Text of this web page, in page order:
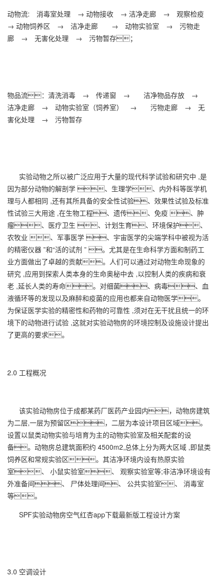
动物流: 消毒室处理 → 动物接收 → 洁净走廊 → 观察检疫
→ 动物饲养区 → 洁净走廊 → 动物实验室 → 污物走
廊 → 无害化处理 → 污物暂存；
物品流：清洗消毒 → 传递窗 → 洁净物品存放 →
洁净走廊 → 动物实验室（饲养室） → 污物走廊 → 无
害化处理 → 污物暂存
实验动物之所以被广泛应用于大量的现代科学试验和研究中 ,是
因为部分动物的解剖学 、生理学、内外科等医学机
理与人都相同 ,还有其所具备的安全性试验、效果性试验及标准
性试验三大用途 ,在生物工程、遗传、免疫 、肿
瘤、医疗卫生 、计划生育、环境保护、
农牧业 、军事医学 、宇宙医学的尖端学科中被视为活
的精密仪器 ”和“活的试剂 ” 。尤其是在生命科学方面和制药工
业方面做出了卓越的贡献。人们可以通过对动物生命现象的
研究 ,应用到探索人类本身的生命奥秘中去 ,以控制人类的疾病和衰
老 ,延长人类的寿命。对细菌、病毒、血
液循环等的发现以及麻醉和疫菌的应用也都来自动物医学。
为保证医学实验的精密性和药物的可靠性 ,须对在无干扰且统一的环
境下的动物进行试验 ,这就对实验动物房的环境控制及设施设计提出
了更高的要求。
2.0 工程概况
该实验动物房位于成都某药厂医药产业园内，动物房建筑
为二层,一层为预留区，二层为本设计项目区域。
设置以鼠类动物实验与培育为主的动物实验室及相关配套的设
备。动物房总建筑面积约 4500m2,总体上分为两大区域 ,即鼠类
饲养区和常规实验区。其洁净环境内设有热原实验
室、 小鼠实验室、 观察实验室等;非洁净环境设有
外准备间、 尸体处理间、 公共实验室、 消毒室
等。
SPF实验动物房空气红杏app下载最新版工程设计方案
3.0 空调设计